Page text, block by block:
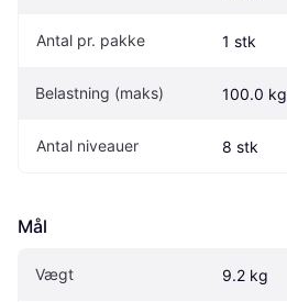
Antal pr. pakke 1 stk
Belastning (maks) 100.0 kg
Antal niveauer 8 stk
Mål
Vægt 9.2 kg